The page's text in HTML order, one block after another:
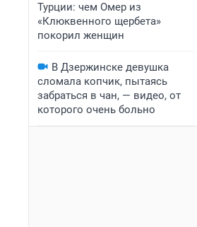
Турции: чем Омер из
«Клюквенного щербета»
покорил женщин
В Дзержинске девушка
сломала копчик, пытаясь
забраться в чан, — видео, от
которого очень больно